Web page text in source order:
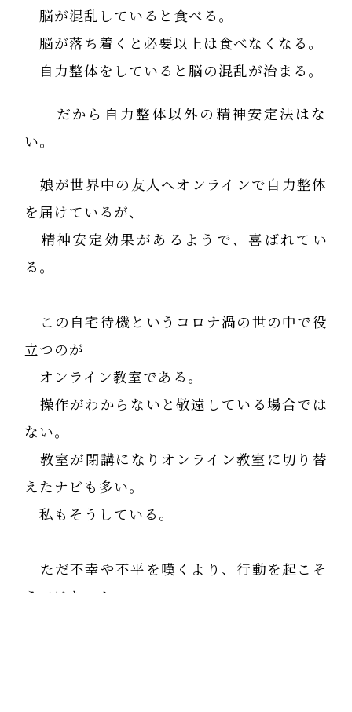
脳が混乱していると食べる。
脳が落ち着くと必要以上は食べなくなる。
自力整体をしていると脳の混乱が治まる。
だから自力整体以外の精神安定法はな
い。
娘が世界中の友人へオンラインで自力整体
を届けているが、
精神安定効果があるようで、喜ばれてい
る。
この自宅待機というコロナ渦の世の中で役
立つのが
オンライン教室である。
操作がわからないと敬遠している場合では
ない。
教室が閉講になりオンライン教室に切り替
えたナビも多い。
私もそうしている。
ただ不幸や不平を嘆くより、行動を起こそ
うではないか。